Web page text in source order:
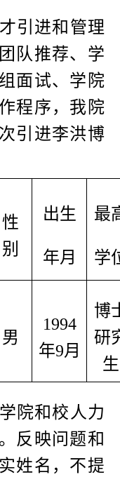
引进和管理
队推荐、学
面试、学院
程序，我院
引进李洪博
性
别
出生
年月
最
学
男
1994
年9月
博
研
生
院和校人力
反映问题和
姓名，不提